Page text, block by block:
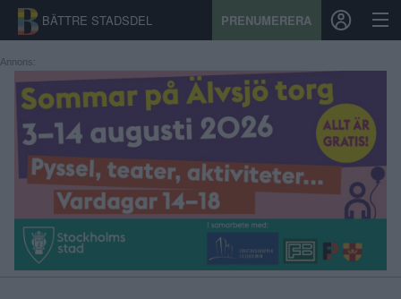
BÄTTRE STADSDEL PRENUMERERA
START
STADSDEL
PRENUMERATION
SPORT
ÅSIKTER
Annons: